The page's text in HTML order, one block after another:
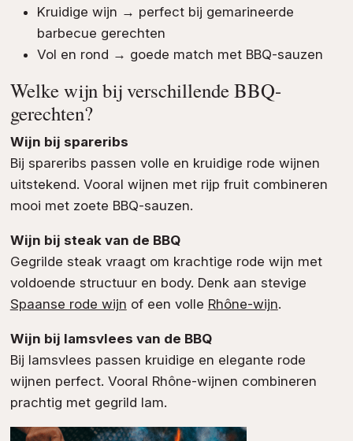
Kruidige wijn → perfect bij gemarineerde
barbecue gerechten
Vol en rond → goede match met BBQ-sauzen
Welke wijn bij verschillende BBQ-
gerechten?
Wijn bij spareribs
Bij spareribs passen volle en kruidige rode wijnen
uitstekend. Vooral wijnen met rijp fruit combineren
mooi met zoete BBQ-sauzen.
Wijn bij steak van de BBQ
Gegrilde steak vraagt om krachtige rode wijn met
voldoende structuur en body. Denk aan stevige
Spaanse rode wijn of een volle Rhône-wijn.
Wijn bij lamsvlees van de BBQ
Bij lamsvlees passen kruidige en elegante rode
wijnen perfect. Vooral Rhône-wijnen combineren
prachtig met gegrild lam.